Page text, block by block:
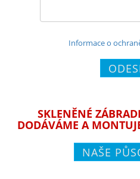
Informace o
SKLENĚNÉ
DODÁVÁME A
NAŠE